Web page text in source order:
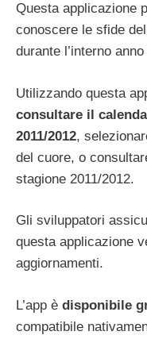
Questa applicazione
conoscere le sfide
durante l’interno
Utilizzando questa
consultare il
2011/2012,
del cuore, o
stagione 2011/2012.
Gli sviluppatori
questa applicazione
aggiornamenti.
L’app è disponibile
compatibile